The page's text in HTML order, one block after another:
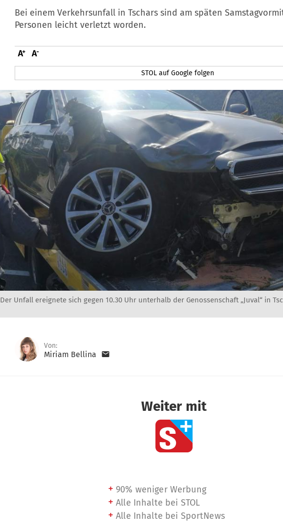
Bei einem Verkehrsunfall in Tschars sind am späten
Personen leicht verletzt worden.
STOL auf Google folgen
Der Unfall ereignete sich gegen 10.30 Uhr unterhalb der Genossenschaft „Juval“ in
Von:
Miriam Bellina